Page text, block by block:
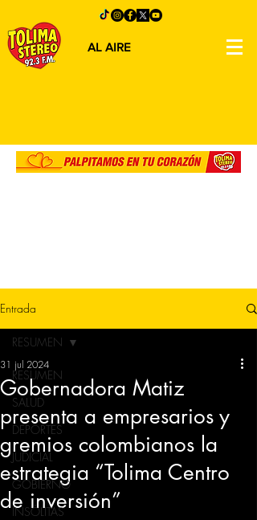
AL AIRE
Entrada
RESUMEN
SALUD
DEPORTES
JUDICIAL
GOBIERNO
INSÓLITAS
RESUMEN
Gobernadora Matiz
presenta a empresarios y
gremios colombianos la
estrategia “Tolima Centro
de inversión”
31 jul 2024